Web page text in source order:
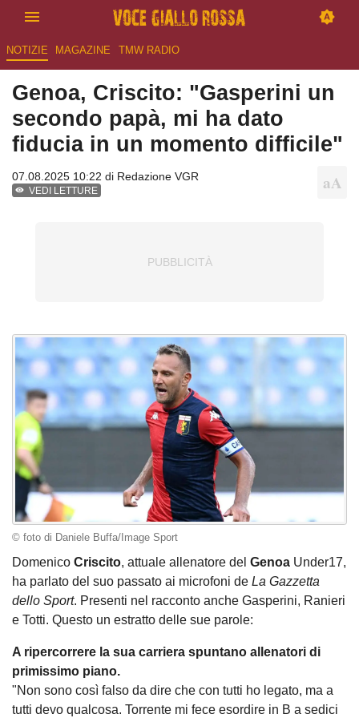
NOTIZIE MAGAZINE TMW RADIO
Genoa, Criscito: "Gasperini un
secondo papà, mi ha dato
fiducia in un momento difficile"
07.08.2025 10:22 di Redazione VGR
VEDI LETTURE
© foto di Daniele Buffa/Image Sport
Domenico Criscito, attuale allenatore del Genoa Under17,
ha parlato del suo passato ai microfoni de La Gazzetta
dello Sport. Presenti nel racconto anche Gasperini, Ranieri
e Totti. Questo un estratto delle sue parole:
A ripercorrere la sua carriera spuntano allenatori di
primissimo piano.
"Non sono così falso da dire che con tutti ho legato, ma a
tutti devo qualcosa. Torrente mi fece esordire in B a sedici